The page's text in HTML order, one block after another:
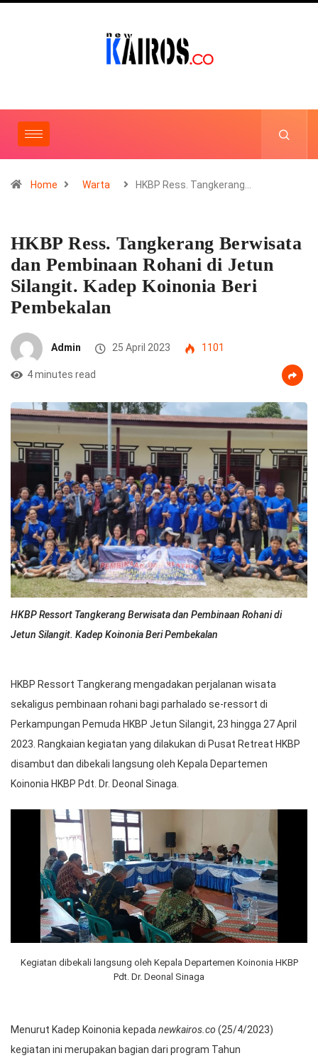
Home Warta HKBP Ress. Tangkerang…
HKBP Ress. Tangkerang Berwisata
dan Pembinaan Rohani di Jetun
Silangit. Kadep Koinonia Beri
Pembekalan
Admin 25 April 2023 1101
4 minutes read
HKBP Ressort Tangkerang Berwisata dan Pembinaan Rohani di
Jetun Silangit. Kadep Koinonia Beri Pembekalan
HKBP Ressort Tangkerang mengadakan perjalanan wisata
sekaligus pembinaan rohani bagi parhalado se-ressort di
Perkampungan Pemuda HKBP Jetun Silangit, 23 hingga 27 April
2023. Rangkaian kegiatan yang dilakukan di Pusat Retreat HKBP
disambut dan dibekali langsung oleh Kepala Departemen
Koinonia HKBP Pdt. Dr. Deonal Sinaga.
Kegiatan dibekali langsung oleh Kepala Departemen Koinonia HKBP
Pdt. Dr. Deonal Sinaga
Menurut Kadep Koinonia kepada newkairos.co (25/4/2023)
kegiatan ini merupakan bagian dari program Tahun